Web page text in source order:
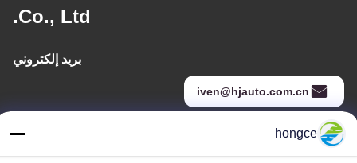
Co., Ltd.
بريد إلكتروني
iven@hjauto.com.cn
عنواننا
hongce